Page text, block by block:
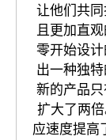
让他们共
且更加直
零开始设
出一种独
新的产品
扩大了两
应速度提高